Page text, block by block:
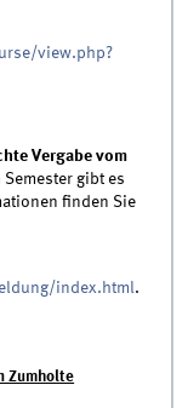
view.php?
Vergabe vom
gibt es
finden Sie
index.html.
Zumholte